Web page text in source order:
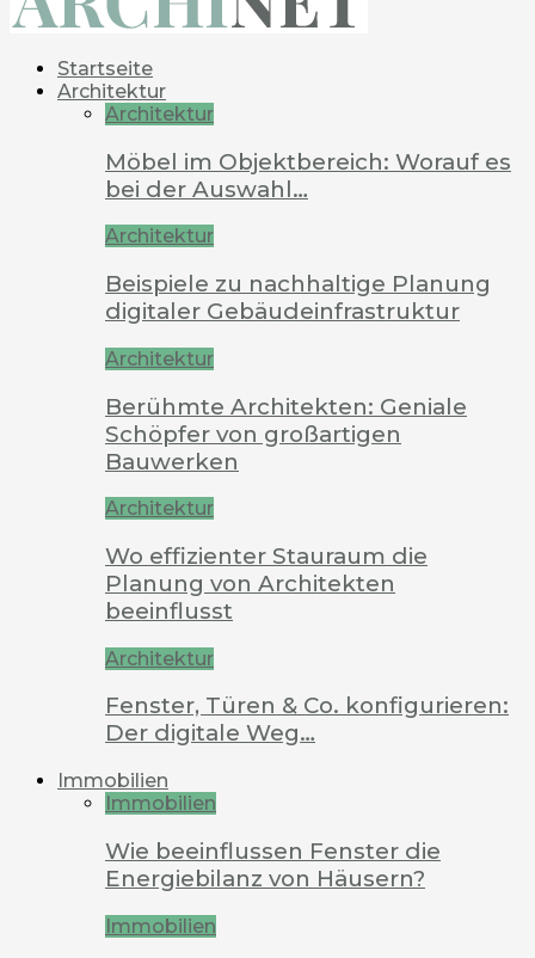
Startseite
Architektur
Architektur
Möbel im Objektbereich: Worauf es
bei der Auswahl…
Architektur
Beispiele zu nachhaltige Planung
digitaler Gebäudeinfrastruktur
Architektur
Berühmte Architekten: Geniale
Schöpfer von großartigen
Bauwerken
Architektur
Wo effizienter Stauraum die
Planung von Architekten
beeinflusst
Architektur
Fenster, Türen & Co. konfigurieren:
Der digitale Weg…
Immobilien
Immobilien
Wie beeinflussen Fenster die
Energiebilanz von Häusern?
Immobilien